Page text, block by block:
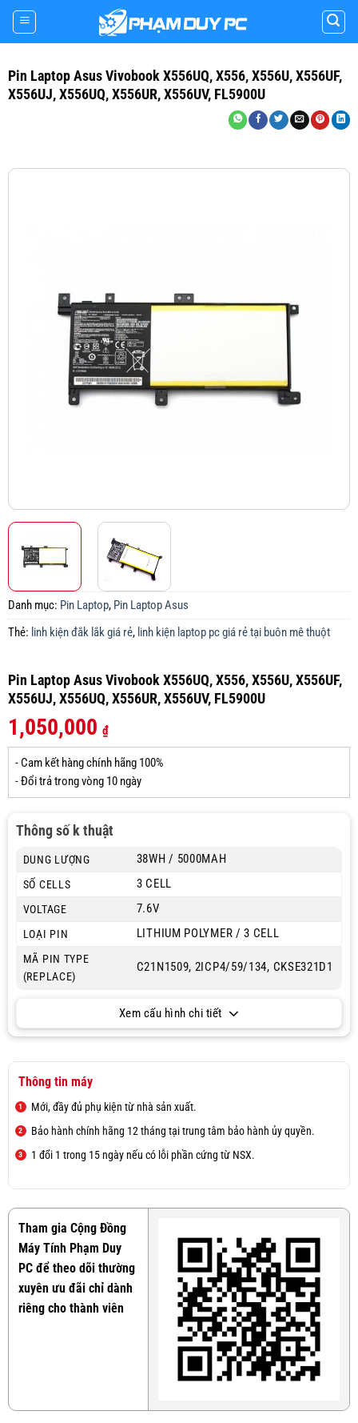
Skip
content
Pin Laptop Asus Vivobook X556UQ, X556, X556U, X556UF,
X556UJ, X556UQ, X556UR, X556UV, FL5900U
Danh mục: Pin Laptop, Pin Laptop Asus
Thẻ: linh kiện đắk lắk giá rẻ, linh kiện laptop pc giá rẻ tại buôn mê thuột
Pin Laptop Asus Vivobook X556UQ, X556, X556U, X556UF,
X556UJ, X556UQ, X556UR, X556UV, FL5900U
1,050,000 ₫
- Cam kết hàng chính hãng 100%
- Đổi trả trong vòng 10 ngày
Thông số k thuật
DUNG LƯỢNG 38WH / 5000MAH
SỐ CELLS 3 CELL
VOLTAGE 7.6V
LOẠI PIN LITHIUM POLYMER / 3 CELL
MÃ PIN TYPE
(REPLACE)
C21N1509, 2ICP4/59/134, CKSE321D1
Xem cấu hình chi tiết
Thông tin máy
Mới, đầy đủ phụ kiện từ nhà sản xuất.
Bảo hành chính hãng 12 tháng tại trung tâm bảo hành ủy quyền.
1 đổi 1 trong 15 ngày nếu có lỗi phần cứng từ NSX.
Tham gia Cộng Đồng
Máy Tính Phạm Duy
PC để theo dõi thường
xuyên ưu đãi chỉ dành
riêng cho thành viên